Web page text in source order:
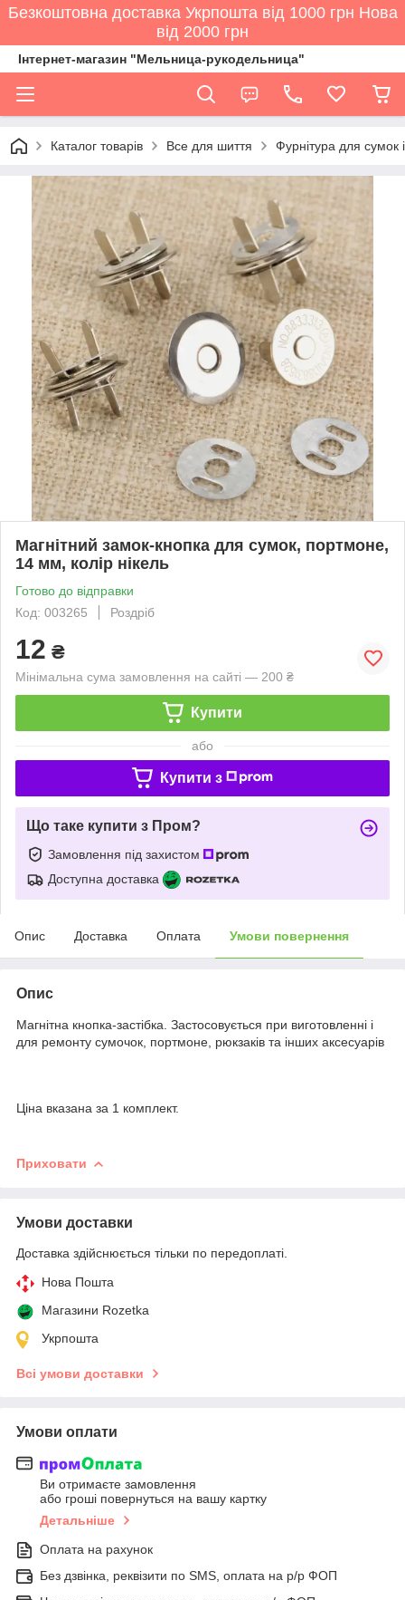
Безкоштовна доставка Укрпошта від 1000 грн Нова
від 2000 грн
Інтернет-магазин "Мельница-рукодельница"
Каталог товарів Все для шиття Фурнітура для сумок
Магнітний замок-кнопка для сумок, портмоне,
14 мм, колір нікель
Готово до відправки
Код: 003265
Роздріб
12 ₴
Мінімальна сума замовлення на сайті — 200 ₴
Купити
або
Купити з
Що таке купити з Пром?
Замовлення під захистом
Доступна доставка
Опис Доставка Оплата Умови повернення
Опис
Магнітна кнопка-застібка. Застосовується при виготовленні і
для ремонту сумочок, портмоне, рюкзаків та інших аксесуарів
Ціна вказана за 1 комплект.
Приховати
Умови доставки
Доставка здійснюється тільки по передоплаті.
Нова Пошта
Магазини Rozetka
Укрпошта
Всі умови доставки
Умови оплати
Ви отримаєте замовлення
або гроші повернуться на вашу картку
Детальніше
Оплата на рахунок
Без дзвінка, реквізити по SMS, оплата на р/р ФОП